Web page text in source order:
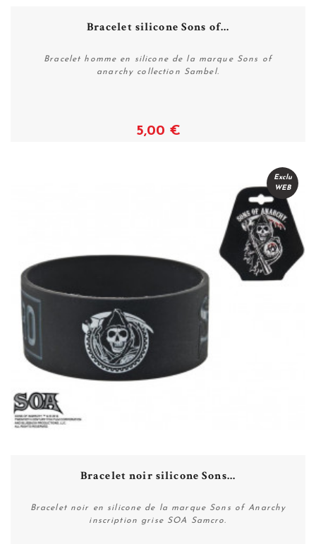
Bracelet silicone Sons of...
Bracelet homme en silicone de la marque Sons of
anarchy collection Sambel.
5,00 €
Exclu
WEB
Bracelet noir silicone Sons...
Bracelet noir en silicone de la marque Sons of Anarchy
inscription grise SOA Samcro.